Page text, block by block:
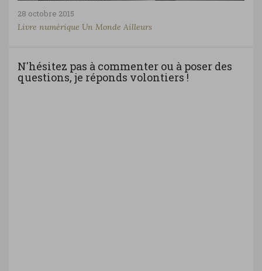
28 octobre 2015
Livre numérique Un Monde Ailleurs
N'hésitez pas à commenter ou à poser des
questions, je réponds volontiers !